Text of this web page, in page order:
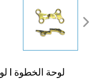
لوحة الخطوة Ⅰ لوحة القفل 2.4/2.7 مم